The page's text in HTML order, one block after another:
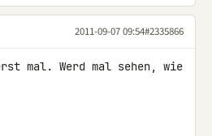
2011-09-07 09:54#2335866
mal. Werd mal sehen, wie